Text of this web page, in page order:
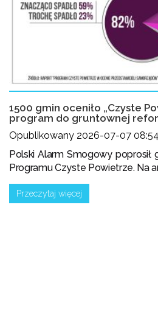
1500 gmin oceniło „Czyste
program do gruntownej
Opublikowany 2026-07-07 08:54
Polski Alarm Smogowy
Programu Czyste Powietrze. Na
Przeczytaj więcej